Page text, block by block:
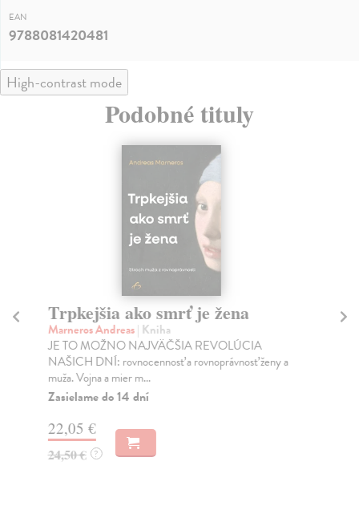
EAN
9788081420481
High-contrast mode
Podobné tituly
Trpkejšia ako smrť je žena
Marneros Andreas| Kniha
JE TO MOŽNO NAJVÄČŠIA REVOLÚCIA
NAŠICH DNÍ: rovnocennosť a rovnoprávnosť ženy a
muža. Vojna a mier m...
Zasielame do 14 dní
22,05 €
24,50 € ?